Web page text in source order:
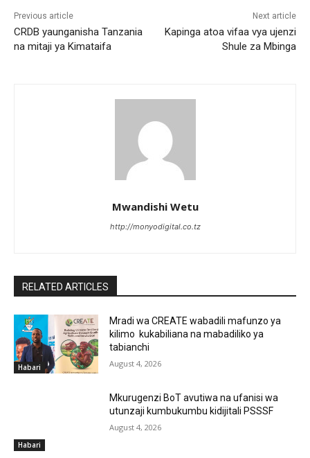
Previous article
CRDB yaunganisha Tanzania
na mitaji ya Kimataifa
Next article
Kapinga atoa vifaa vya ujenzi
Shule za Mbinga
Mwandishi Wetu
http://monyodigital.co.tz
RELATED ARTICLES
Habari
Mradi wa CREATE wabadili mafunzo ya
kilimo kukabiliana na mabadiliko ya
tabianchi
August 4, 2026
Habari
Mkurugenzi BoT avutiwa na ufanisi wa
utunzaji kumbukumbu kidijitali PSSSF
August 4, 2026